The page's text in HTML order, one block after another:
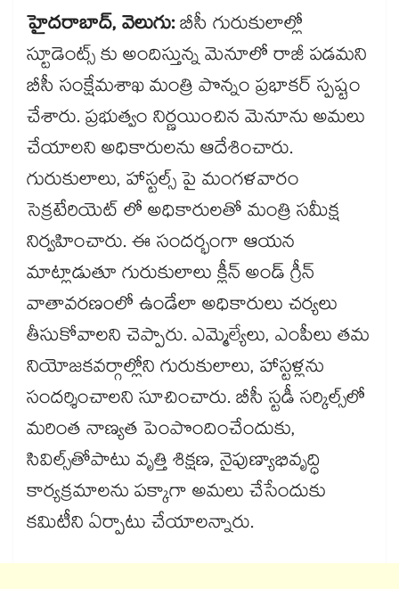
హైదరాబాద్, వెలుగు:బీసీ గురుకులాల్లో
స్టూడెంట్స్ కు అందిస్తున్న మెనూలో రాజీ పడమని
బీసీ సంక్షేమశాఖ మంత్రి పొన్నం ప్రభాకర్ స్పష్టం
చేశారు. ప్రభుత్వం నిర్ణయించిన మెనూను అమలు
చేయాలని అధికారులను ఆదేశించారు.
గురుకులాలు, హాస్టల్స్ పై మంగళవారం
సెక్రటేరియెట్ లో అధికారులతో మంత్రి సమీక్ష
నిర్వహించారు. ఈ సందర్భంగా ఆయన
మాట్లాడుతూ గురుకులాలు క్లీన్ అండ్ గ్రీన్
వాతావరణంలో ఉండేలా అధికారులు చర్యలు
తీసుకోవాలని చెప్పారు. ఎమ్మెల్యేలు, ఎంపీలు తమ
నియోజకవర్గాల్లోని గురుకులాలు, హాస్టళ్లను
సందర్శించాలని సూచించారు. బీసీ స్టడీ సర్కిల్స్‌‌‌‌‌‌‌‌‌‌‌‌‌‌‌‌లో
మరింత నాణ్యత పెంపొందించేందుకు,
సివిల్స్‌‌‌‌‌‌‌‌‌‌‌‌‌‌‌‌తోపాటు వృత్తి శిక్షణ, నైపుణ్యాభివృద్ధి
కార్యక్రమాలను పక్కాగా అమలు చేసేందుకు
కమిటీని ఏర్పాటు చేయాలన్నారు.